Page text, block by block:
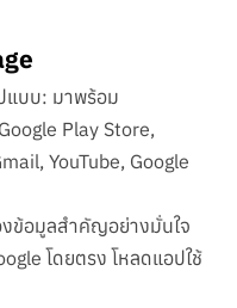
แบบ: มาพร้อม
Play Store,
YouTube, Google
ข้อมูลสำคัญอย่างมั่นใจ
โดยตรง โหลดแอปใช้